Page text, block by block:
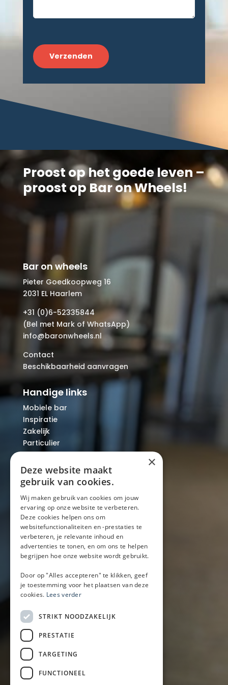
Proost op het goede leven –
proost op Bar on Wheels!
Bar on wheels
Pieter Goedkoopweg 16
2031 EL Haarlem
+31 (0)6-52335844
(Bel met Mark of WhatsApp)
info@baronwheels.nl
Contact
Beschikbaarheid aanvragen
Handige links
Mobiele bar
Inspiratie
Zakelijk
Particulier
Over ons
Blog
Locaties
Mobiele bar
Mobiele bar huren
Bier/wijn/fris bar
Champagnebar
Wijnbar
Aperol spritz bar
Arrangementen
Lunch
Borrel met hapjes
BBQ
Buffet
Walking dinner
×
Deze website maakt
gebruik van cookies.
Wij maken gebruik van cookies om jouw
ervaring op onze website te verbeteren.
Deze cookies helpen ons om
websitefunctionaliteiten en -prestaties te
verbeteren, je relevante inhoud en
advertenties te tonen, en om ons te helpen
begrijpen hoe onze website wordt gebruikt.
Door op "Alles accepteren" te klikken, geef
je toestemming voor het plaatsen van deze
cookies. Lees verder
STRIKT NOODZAKELIJK
PRESTATIE
TARGETING
FUNCTIONEEL